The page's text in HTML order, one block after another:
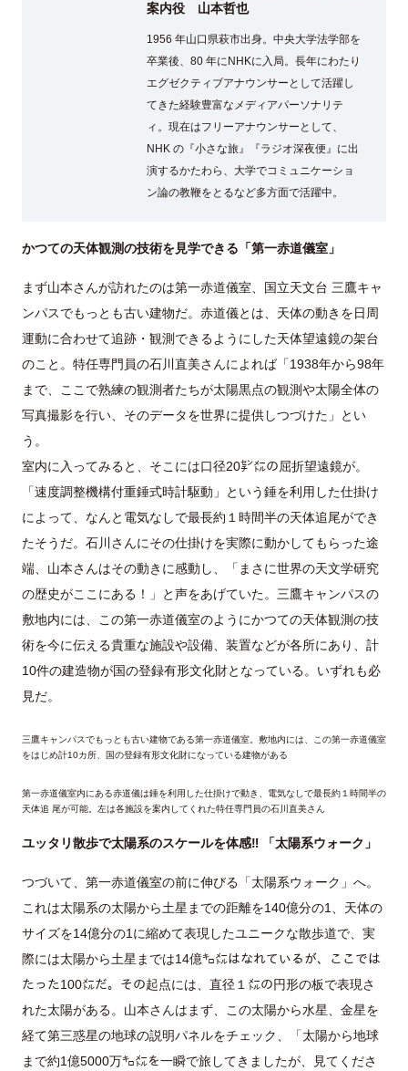
案内役 山本哲也
1956 年山口県萩市出身。中央大学法学部を
卒業後、80 年にNHKに入局。長年にわたり
エグゼクティブアナウンサーとして活躍し
てきた経験豊富なメディアパーソナリテ
ィ。現在はフリーアナウンサーとして、
NHK の『小さな旅』『ラジオ深夜便』に出
演するかたわら、大学でコミュニケーショ
ン論の教鞭をとるなど多方面で活躍中。
かつての天体観測の技術を見学できる「第一赤道儀室」
まず山本さんが訪れたのは第一赤道儀室、国立天文台 三鷹キャ
ンパスでもっとも古い建物だ。赤道儀とは、天体の動きを日周
運動に合わせて追跡・観測できるようにした天体望遠鏡の架台
のこと。特任専門員の石川直美さんによれば「1938年から98年
まで、ここで熟練の観測者たちが太陽黒点の観測や太陽全体の
写真撮影を行い、そのデータを世界に提供しつづけた」とい
う。
室内に入ってみると、そこには口径20㌢㍍の屈折望遠鏡が。
「速度調整機構付重錘式時計駆動」という錘を利用した仕掛け
によって、なんと電気なしで最長約１時間半の天体追尾ができ
たそうだ。石川さんにその仕掛けを実際に動かしてもらった途
端、山本さんはその動きに感動し、「まさに世界の天文学研究
の歴史がここにある！」と声をあげていた。三鷹キャンパスの
敷地内には、この第一赤道儀室のようにかつての天体観測の技
術を今に伝える貴重な施設や設備、装置などが各所にあり、計
10件の建造物が国の登録有形文化財となっている。いずれも必
見だ。
三鷹キャンパスでもっとも古い建物である第一赤道儀室。敷地内には、この第一赤道儀室
をはじめ計10カ所、国の登録有形文化財になっている建物がある
第一赤道儀室内にある赤道儀は錘を利用した仕掛けで動き、電気なしで最長約１時間半の
天体追 尾が可能。左は各施設を案内してくれた特任専門員の石川直美さん
ユッタリ散歩で太陽系のスケールを体感‼ 「太陽系ウォーク」
つづいて、第一赤道儀室の前に伸びる「太陽系ウォーク」へ。
これは太陽系の太陽から土星までの距離を140億分の1、天体の
サイズを14億分の1に縮めて表現したユニークな散歩道で、実
際には太陽から土星までは14億㌔㍍はなれているが、ここでは
たった100㍍だ。その起点には、直径１㍍の円形の板で表現さ
れた太陽がある。山本さんはまず、この太陽から水星、金星を
経て第三惑星の地球の説明パネルをチェック、「太陽から地球
まで約1億5000万㌔㍍を一瞬で旅してきましたが、見てくださ